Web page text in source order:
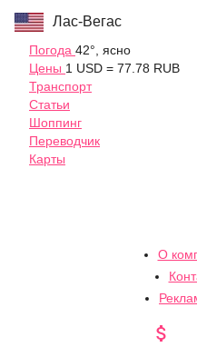
Лас-Вегас
Погода 42°, ясно
Цены 1 USD = 77.78 RUB
Транспорт
Статьи
Шоппинг
Переводчик
Карты
О
